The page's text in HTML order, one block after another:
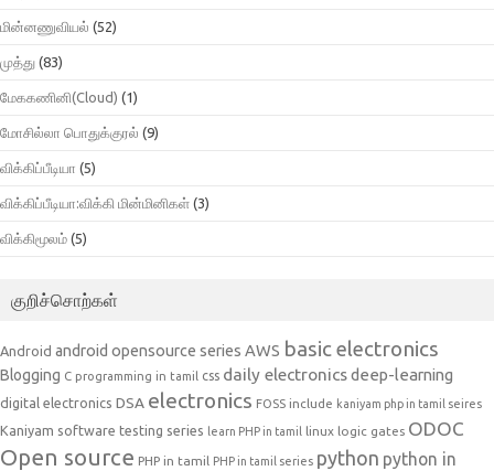
மின்னணுவியல் (52)
முத்து (83)
மேககணினி(Cloud) (1)
மோசில்லா பொதுக்குரல் (9)
விக்கிப்பீடியா (5)
விக்கிப்பீடியா:விக்கி மின்மினிகள் (3)
விக்கிமூலம் (5)
குறிச்சொற்கள்
Android android opensource series AWS basic electronics
Blogging C programming in tamil css daily electronicsdeep-learning
digital electronics DSA electronics FOSS include kaniyam php in tamil seires
Kaniyam software testing series learn PHP in tamil linux logic gates ODOC
Open source PHP in tamil PHP in tamil series python python in